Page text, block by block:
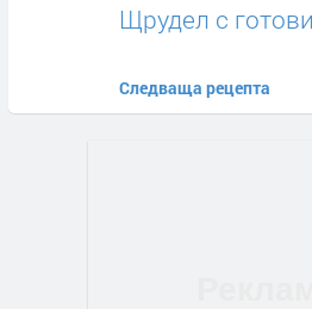
Щрудел с
Следваща рецепта